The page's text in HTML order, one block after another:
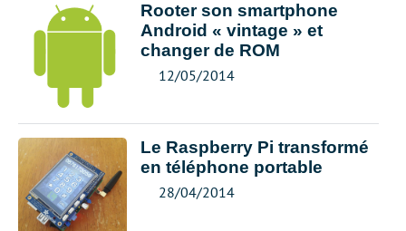
Rooter son smartphone
Android « vintage » et
changer de ROM
12/05/2014
Le Raspberry Pi transformé
en téléphone portable
28/04/2014